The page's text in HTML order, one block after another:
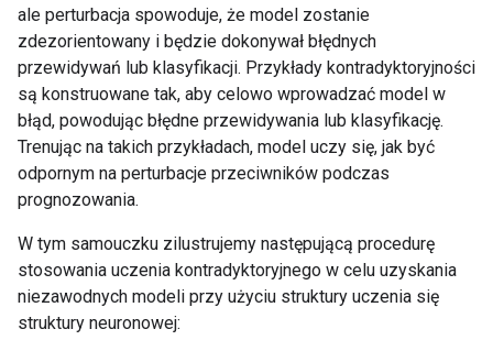
ale perturbacja spowoduje, że model zostanie
zdezorientowany i będzie dokonywał błędnych
przewidywań lub klasyfikacji. Przykłady kontradyktoryjności
są konstruowane tak, aby celowo wprowadzać model w
błąd, powodując błędne przewidywania lub klasyfikację.
Trenując na takich przykładach, model uczy się, jak być
odpornym na perturbacje przeciwników podczas
prognozowania.
W tym samouczku zilustrujemy następującą procedurę
stosowania uczenia kontradyktoryjnego w celu uzyskania
niezawodnych modeli przy użyciu struktury uczenia się
struktury neuronowej: